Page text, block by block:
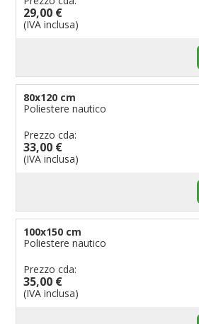
29,00 €
(IVA inclusa)
80x120 cm
Poliestere nautico
Prezzo cda:
33,00 €
(IVA inclusa)
100x150 cm
Poliestere nautico
Prezzo cda:
35,00 €
(IVA inclusa)